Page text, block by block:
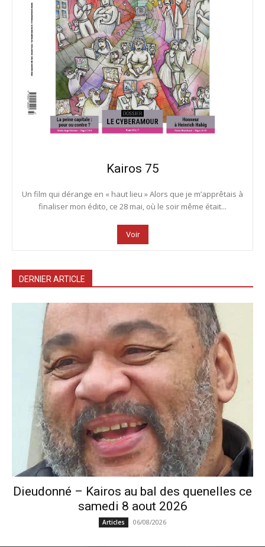
Kairos 75
Un film qui dérange en « haut lieu » Alors que je m’apprêtais à
finaliser mon édito, ce 28 mai, où le soir même était...
Voir
DERNIER ARTICLE
Dieudonné – Kairos au bal des quenelles ce
samedi 8 aout 2026
Articles 06/08/2026